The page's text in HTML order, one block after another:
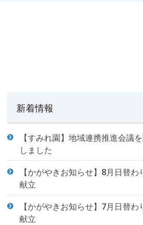
新着情報
【すみれ園】地域連携推進会議
しました
【かがやきお知らせ】8月日替わ
献立
【かがやきお知らせ】7月日替わ
献立